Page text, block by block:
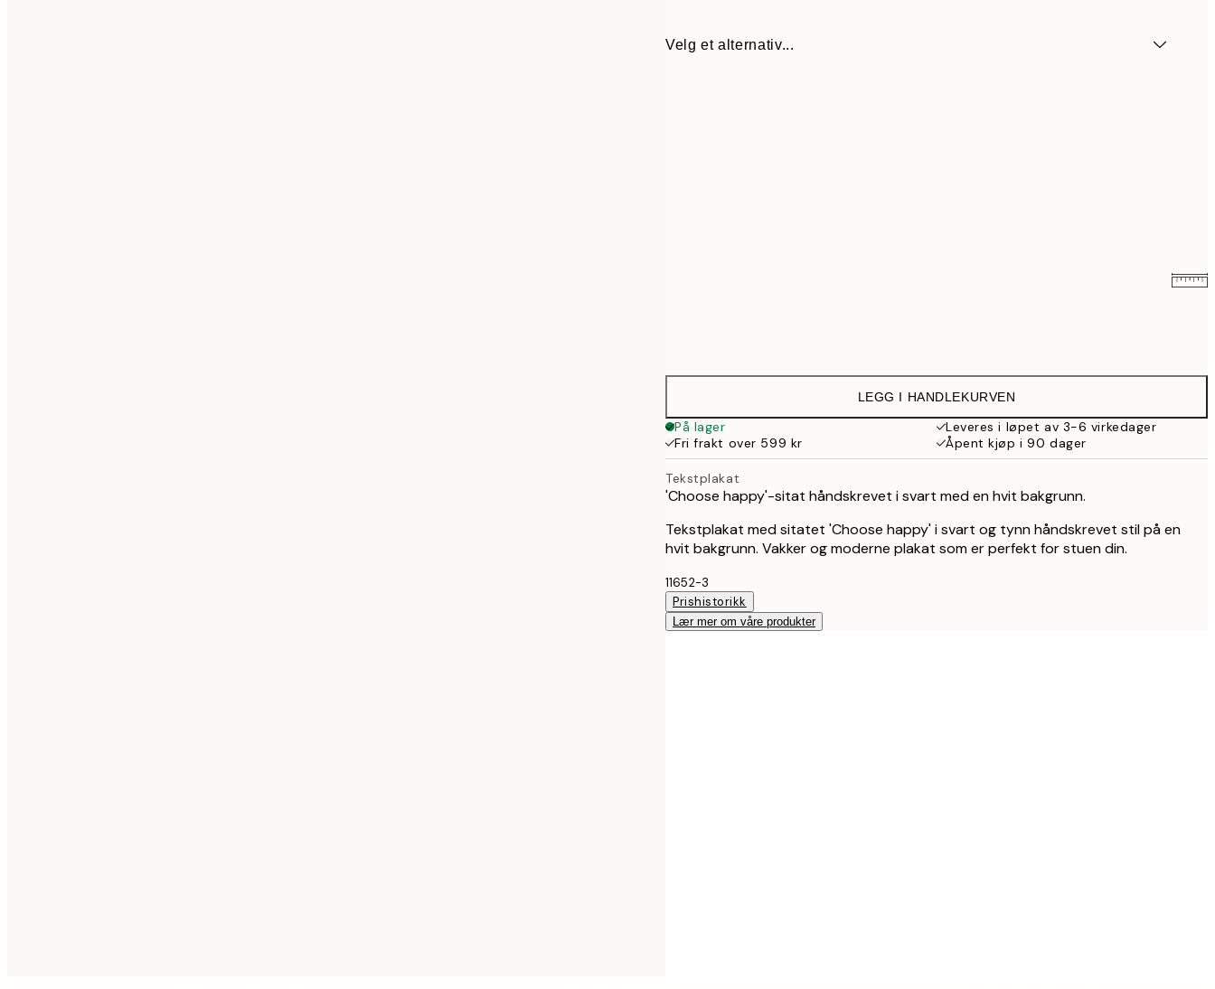
Velg et alternativ...
129 kr
215 kr
LEGG I HANDLEKURVEN
På lager
Leveres i løpet av 3-6 virkedager
Fri frakt over 599 kr
Åpent kjøp i 90 dager
Tekstplakat
'Choose happy'-sitat håndskrevet i svart med en hvit bakgrunn.
Tekstplakat med sitatet 'Choose happy' i svart og tynn håndskrevet stil på en
hvit bakgrunn. Vakker og moderne plakat som er perfekt for stuen din.
11652-3
Prishistorikk
Lær mer om våre produkter